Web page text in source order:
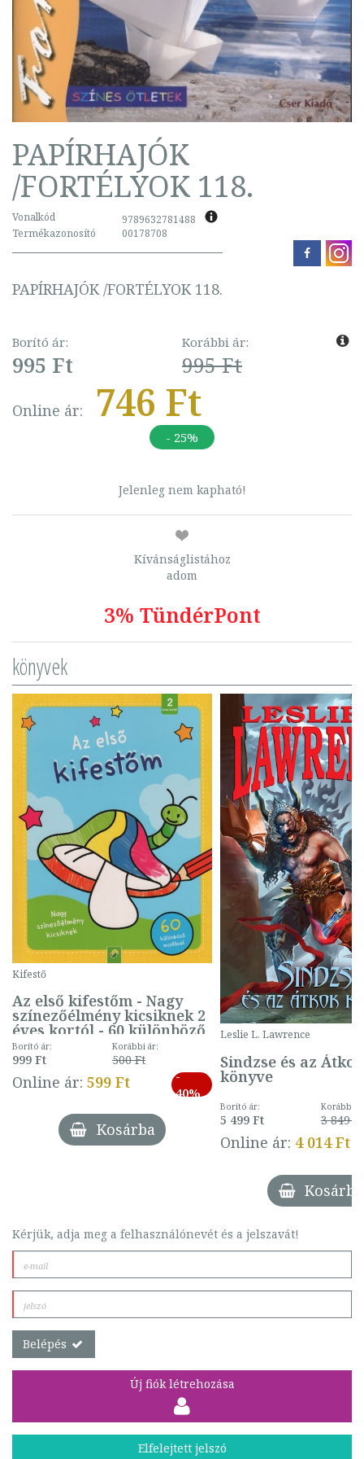
PAPÍRHAJÓK
/FORTÉLYOK 118.
Vonalkód
9789632781488
Termékazonosító
00178708
PAPÍRHAJÓK /FORTÉLYOK 118.
Borító ár:
995 Ft
Korábbi ár:
995 Ft
Online ár: 746 Ft
- 25%
Jelenleg nem kapható!
Kívánságlistához
adom
3% TündérPont
könyvek
Kifestő
Az első kifestőm - Nagy
színezőélmény kicsiknek 2
éves kortól - 60 különböző
mintával (gombás)
Borító ár:
999 Ft
Korábbi ár:
500 Ft
Online ár: 599 Ft
-
40%
Kosárba
Leslie L. Lawrence
Sindzse és az Átkok
könyve
Borító ár:
5 499 Ft
Korábbi
3 849 Ft
Online ár: 4 014 Ft
Kosárba
Kérjük, adja meg a felhasználónevét és a jelszavát!
Belépés
Új fiók létrehozása
Elfelejtett jelszó